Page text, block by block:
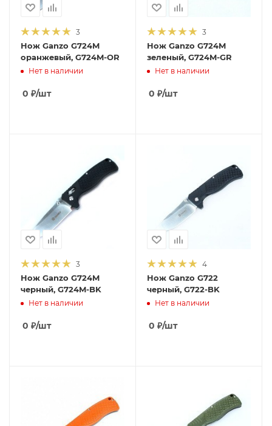
3
Нож Ganzo G724M
оранжевый, G724M-OR
Нет в наличии
0 ₽/шт
3
Нож Ganzo G724M
зеленый, G724M-GR
Нет в наличии
0 ₽/шт
3
Нож Ganzo G724M
черный, G724M-BK
Нет в наличии
0 ₽/шт
4
Нож Ganzo G722
черный, G722-BK
Нет в наличии
0 ₽/шт